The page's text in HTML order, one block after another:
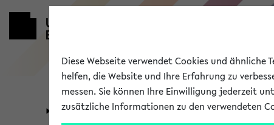
Universität Forschung
Diese Webseite verwendet Cookies und
helfen, die Website und Ihre Erfahrung zu
messen. Sie können Ihre Einwilligung jederzeit
zusätzliche Informationen zu den verwendeten